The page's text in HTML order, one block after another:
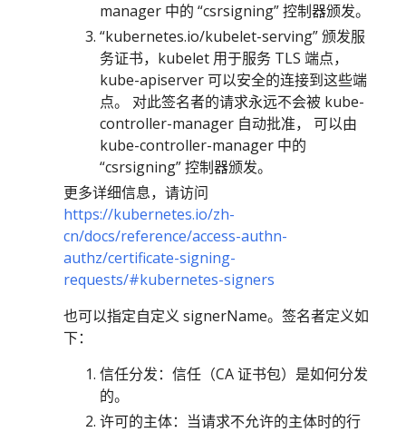
manager 中的 “csrsigning” 控制器颁发。
“kubernetes.io/kubelet-serving” 颁发服
务证书，kubelet 用于服务 TLS 端点，
kube-apiserver 可以安全的连接到这些端
点。 对此签名者的请求永远不会被 kube-
controller-manager 自动批准， 可以由
kube-controller-manager 中的
“csrsigning” 控制器颁发。
更多详细信息，请访问
https://kubernetes.io/zh-
cn/docs/reference/access-authn-
authz/certificate-signing-
requests/#kubernetes-signers
也可以指定自定义 signerName。签名者定义如
下：
信任分发：信任（CA 证书包）是如何分发
的。
许可的主体：当请求不允许的主体时的行